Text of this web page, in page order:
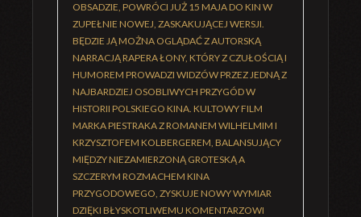
OBSADZIE, POWRÓCI JUŻ 15 MAJA DO KIN W
ZUPEŁNIE NOWEJ, ZASKAKUJĄCEJ WERSJI.
BĘDZIE JĄ MOŻNA OGLĄDAĆ Z AUTORSKĄ
NARRACJĄ RAPERA ŁONY, KTÓRY Z CZUŁOŚCIĄ I
HUMOREM PROWADZI WIDZÓW PRZEZ JEDNĄ Z
NAJBARDZIEJ OSOBLIWYCH PRZYGÓD W
HISTORII POLSKIEGO KINA. KULTOWY FILM
MARKA PIESTRAKA Z ROMANEM WILHELMIM I
KRZYSZTOFEM KOLBERGEREM, BALANSUJĄCY
MIĘDZY NIEZAMIERZONĄ GROTESKĄ A
SZCZERYM ROZMACHEM KINA
PRZYGODOWEGO, ZYSKUJE NOWY WYMIAR
DZIĘKI BŁYSKOTLIWEMU KOMENTARZOWI